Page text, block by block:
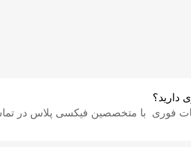
دارید؟
فوری با متخصصین فیکسی پلاس در